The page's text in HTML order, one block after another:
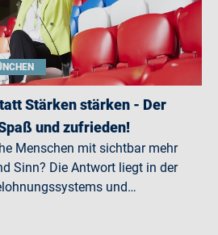
Stärken stärken - Der
und zufrieden!
Menschen mit sichtbar mehr
Sinn? Die Antwort liegt in der
und…